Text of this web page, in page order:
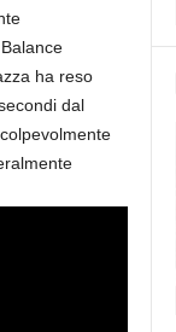
ha reso
dal